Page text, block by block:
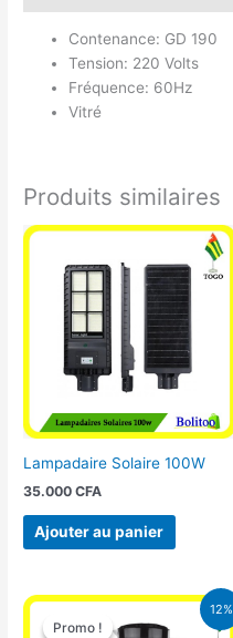
Contenance: GD 190
Tension: 220 Volts
Fréquence: 60Hz
Vitré
Produits similaires
Lampadaire Solaire 100W
35.000CFA
Ajouter au panier
12%
Promo !
Promo !
Le
prix
Le
prix